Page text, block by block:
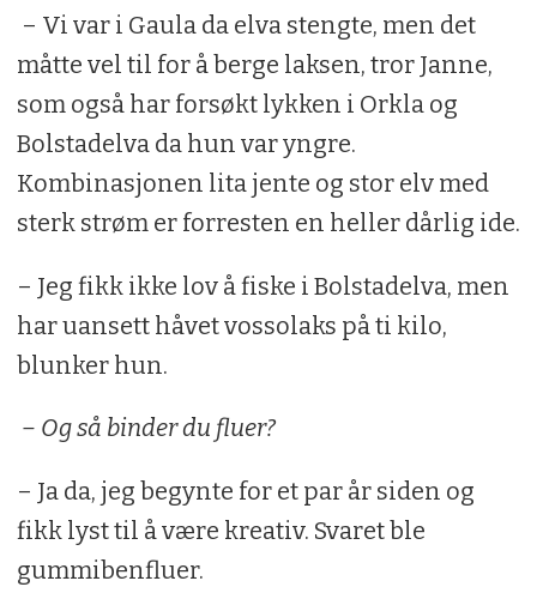
– Vi var i Gaula da elva stengte, men det
måtte vel til for å berge laksen, tror Janne,
som også har forsøkt lykken i Orkla og
Bolstadelva da hun var yngre.
Kombinasjonen lita jente og stor elv med
sterk strøm er forresten en heller dårlig ide.
– Jeg fikk ikke lov å fiske i Bolstadelva, men
har uansett håvet vossolaks på ti kilo,
blunker hun.
– Og så binder du fluer?
– Ja da, jeg begynte for et par år siden og
fikk lyst til å være kreativ. Svaret ble
gummibenfluer.